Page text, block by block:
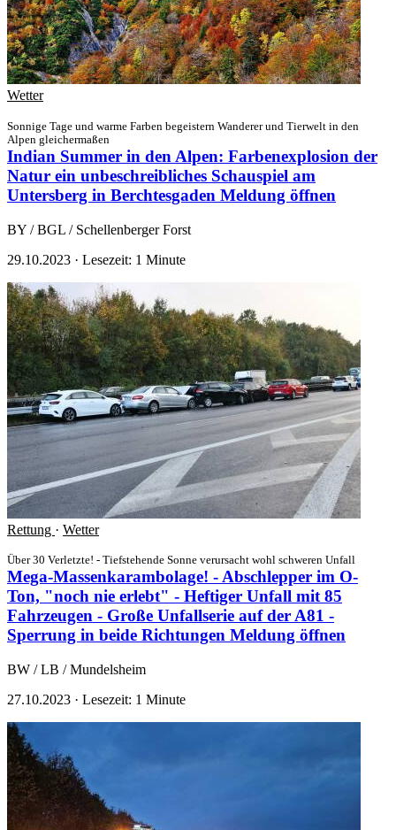
Wetter
Sonnige Tage und warme Farben begeistern Wanderer und Tierwelt in den
Alpen gleichermaßen
Indian Summer in den Alpen: Farbenexplosion der
Natur ein unbeschreibliches Schauspiel am
Untersberg in Berchtesgaden Meldung öffnen
BY / BGL / Schellenberger Forst
29.10.2023 · Lesezeit: 1 Minute
Rettung · Wetter
Über 30 Verletzte! - Tiefstehende Sonne verursacht wohl schweren Unfall
Mega-Massenkarambolage! - Abschlepper im O-
Ton, "noch nie erlebt" - Heftiger Unfall mit 85
Fahrzeugen - Große Unfallserie auf der A81 -
Sperrung in beide Richtungen Meldung öffnen
BW / LB / Mundelsheim
27.10.2023 · Lesezeit: 1 Minute